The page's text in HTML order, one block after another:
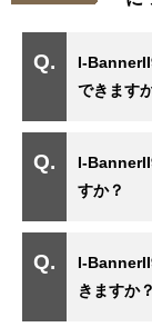
I-
できます
I-
すか？
I-
きますか？